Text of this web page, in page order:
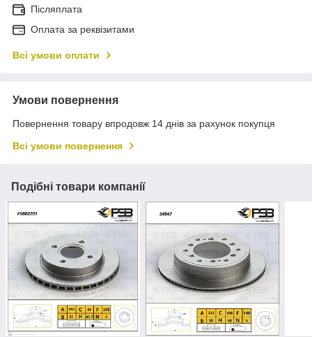
Післяплата
Оплата за реквізитами
Всі умови оплати
Умови повернення
Повернення товару впродовж 14 днів за рахунок покупця
Всі умови повернення
Подібні товари компанії